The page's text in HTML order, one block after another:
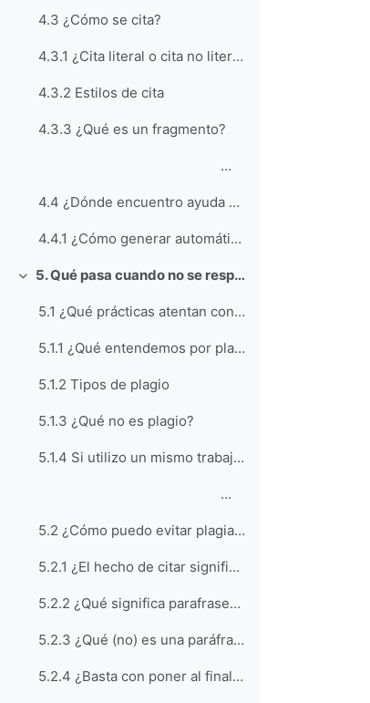
4.3 ¿Cómo se cita?
4.3.1 ¿Cita literal o cita no literal?
4.3.2 Estilos de cita
4.3.3 ¿Qué es un fragmento?
...
4.4 ¿Dónde encuentro ayuda para aprender a citar?
4.4.1 ¿Cómo generar automáticamente una referencia con la aplicación Citethisforme?
Colapsar 5. Qué pasa cuando no se respetan los derechos (ajenos) y obligaciones (propias)
5.1 ¿Qué prácticas atentan contra la integridad académica?
5.1.1 ¿Qué entendemos por plagio?
5.1.2 Tipos de plagio
5.1.3 ¿Qué no es plagio?
5.1.4 Si utilizo un mismo trabajo propio en distintas ocasiones, ¿estoy plagiando?
...
5.2 ¿Cómo puedo evitar plagiar?
5.2.1 ¿El hecho de citar significa que no hay plagio?
5.2.2 ¿Qué significa parafrasear?
5.2.3 ¿Qué (no) es una paráfrasis?
5.2.4 ¿Basta con poner al final del trabajo una lista de obras consultadas?